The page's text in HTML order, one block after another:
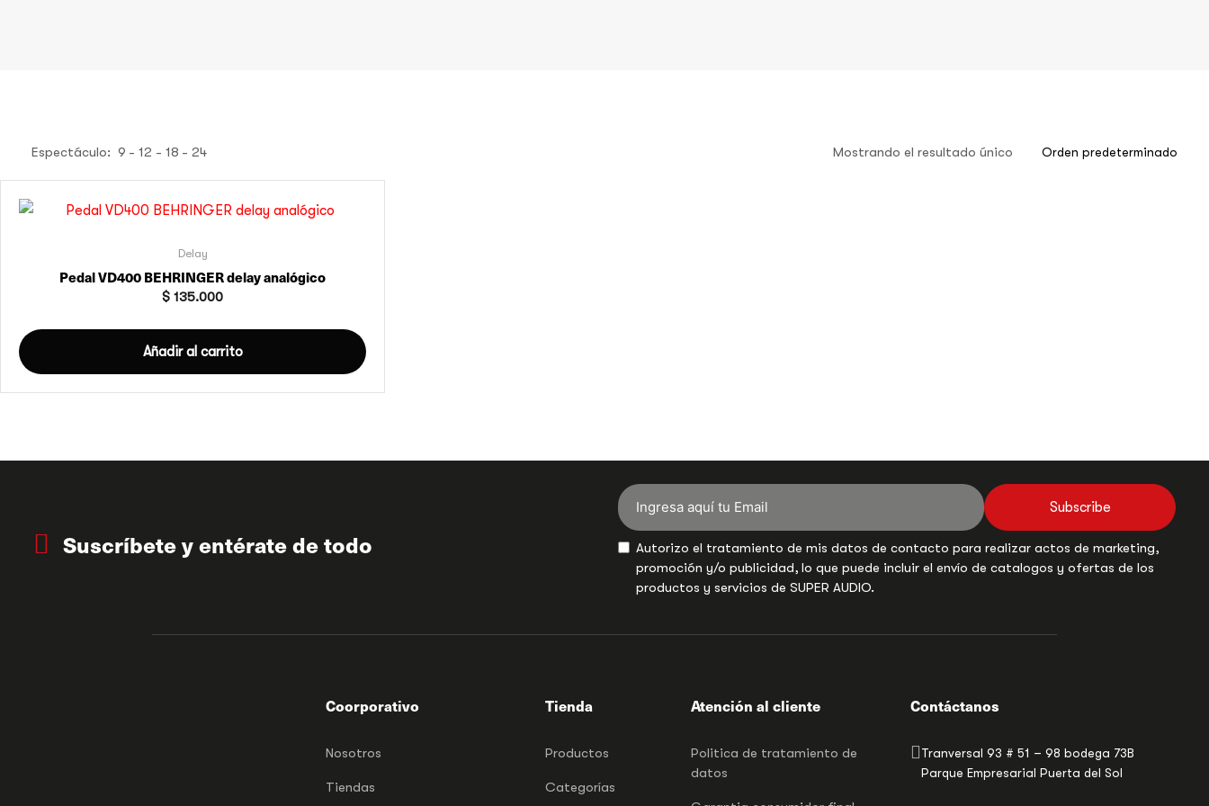
Espectáculo: 9 12 18 24 Mostrando el resultado único
Delay
Pedal VD400 BEHRINGER delay analógico
$ 135.000
Añadir al carrito
Suscríbete y entérate de todo
Subscribe
Autorizo el tratamiento de mis datos de contacto para realizar actos de marketing,
promoción y/o publicidad, lo que puede incluir el envío de catalogos y ofertas de los
productos y servicios de SUPER AUDIO.
Coorporativo
Nosotros
Tiendas
Tienda
Productos
Categorías
Atención al cliente
Politica de tratamiento de
datos
Contáctanos
Tranversal 93 # 51 – 98 bodega 73B
Parque Empresarial Puerta del Sol